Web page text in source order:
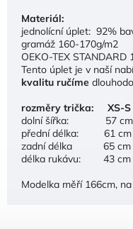
Materiál:
jednolícní úplet: 92%
gramáž 160-170g/m2
OEKO-TEX STANDARD
Tento úplet je v naší
kvalitu ručíme
rozměry trička: XS-
dolní šířka: 57 cm
přední délka: 61
zadní délka 65 cm
délka rukávu: 43
Modelka měří 166cm,